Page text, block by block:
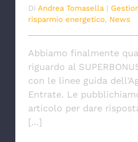
Di Andrea Tomasella |
risparmio energetico, News
Abbiamo finalmente
riguardo al
con le linee guida
Entrate. Le
articolo per dare
[...]